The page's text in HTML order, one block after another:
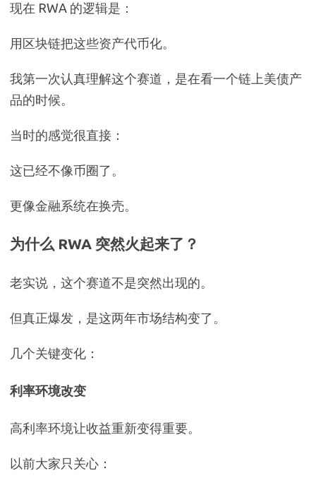
现在 RWA 的逻辑是：
用区块链把这些资产代币化。
我第一次认真理解这个赛道，是在看一个链上美债产
品的时候。
当时的感觉很直接：
这已经不像币圈了。
更像金融系统在换壳。
为什么 RWA 突然火起来了？
老实说，这个赛道不是突然出现的。
但真正爆发，是这两年市场结构变了。
几个关键变化：
利率环境改变
高利率环境让收益重新变得重要。
以前大家只关心：